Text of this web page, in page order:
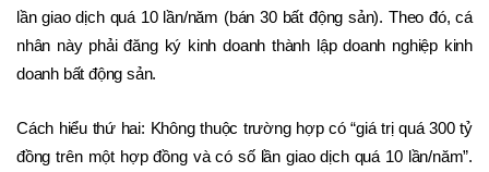
lần giao dịch quá 10 lần/năm (bán 30 bất động sản). Theo đó, cá
nhân này phải đăng ký kinh doanh thành lập doanh nghiệp kinh
doanh bất động sản.
Cách hiểu thứ hai: Không thuộc trường hợp có “giá trị quá 300 tỷ
đồng trên một hợp đồng và có số lần giao dịch quá 10 lần/năm”.